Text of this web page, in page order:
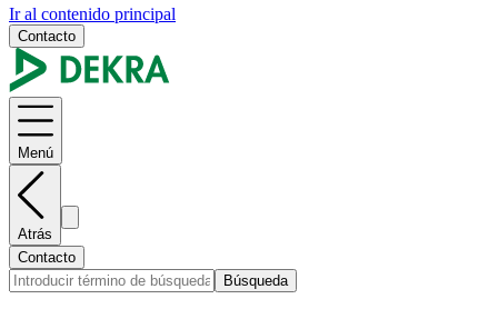
Ir al contenido principal
Contacto
Menú
Atrás
Contacto
Búsqueda